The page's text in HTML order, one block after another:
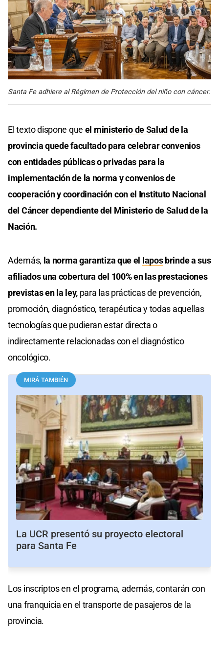
Santa Fe adhiere al Régimen de Protección del niño con cáncer.
El texto dispone que el ministerio de Saludde la
provincia quede facultado para celebrar convenios
con entidades públicas o privadas para la
implementación de la norma y convenios de
cooperación y coordinación con el Instituto Nacional
del Cáncer dependiente del Ministerio de Salud de la
Nación.
Además, la norma garantiza que el Iaposbrinde a sus
afiliados una cobertura del 100% en las prestaciones
previstas en la ley, para las prácticas de prevención,
promoción, diagnóstico, terapéutica y todas aquellas
tecnologías que pudieran estar directa o
indirectamente relacionadas con el diagnóstico
oncológico.
MIRÁ TAMBIÉN
La UCR presentó su proyecto electoral
para Santa Fe
Los inscriptos en el programa, además, contarán con
una franquicia en el transporte de pasajeros de la
provincia.